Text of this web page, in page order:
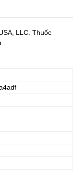
LLC. Thuốc